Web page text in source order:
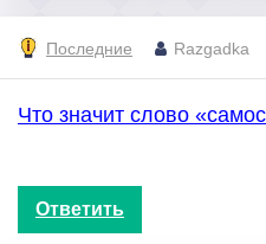
Последние Razgadka
Что значит слово
Ответить